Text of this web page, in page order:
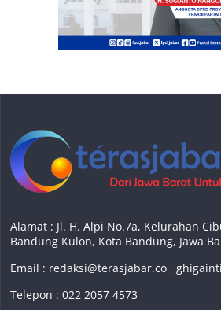
Alamat : Jl. H. Alpi No.7a, Kelurahan
Bandung Kulon, Kota Bandung, Jawa
Email : redaksi@terasjabar.co ,
Telepon : 022 2057 4573